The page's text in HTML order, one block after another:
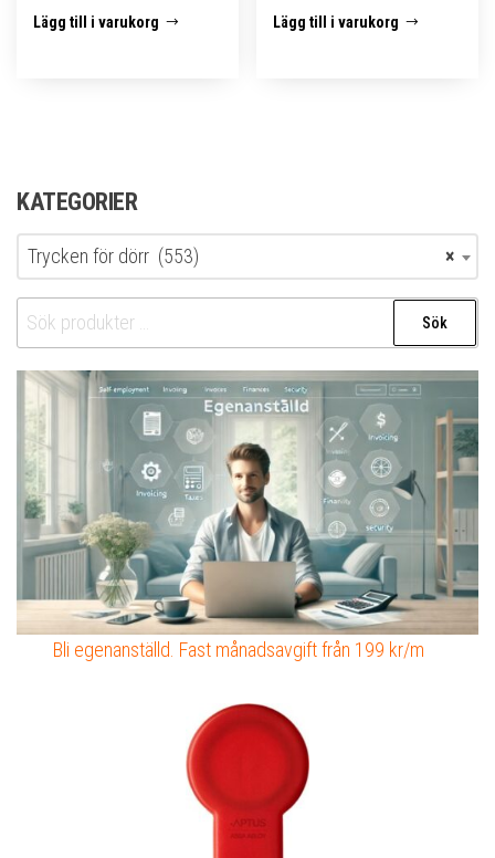
Lägg till i varukorg Lägg till i varukorg
KATEGORIER
×
Trycken för dörr (553)
Sök
efter:
Sök
Bli egenanställd. Fast månadsavgift från 199 kr/m